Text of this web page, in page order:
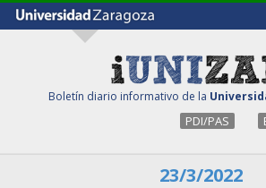
Boletín diario informativo de la
PDI/PAS
23/3/2022